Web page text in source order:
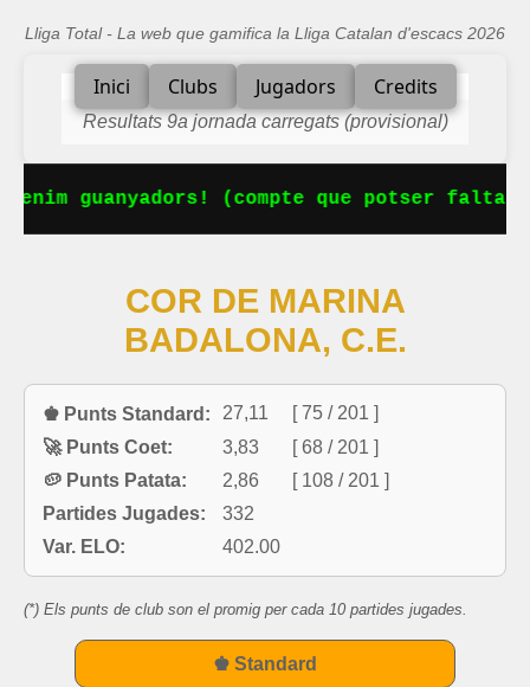
Lliga Total - La web que gamifica la Lliga Catalan d'escacs 2026
Inici Clubs Jugadors Credits
Resultats 9a jornada carregats (provisional)
guanyadors! (compte que potser falta
COR DE MARINA
BADALONA, C.E.
♚ Punts Standard: 27,11
[ 75 / 201 ]
🚀 Punts Coet:
3,83
[ 68 / 201 ]
🥔 Punts Patata:
2,86
[ 108 / 201 ]
Partides Jugades:
332
Var. ELO:
402.00
(*) Els punts de club son el promig per cada 10 partides jugades.
♚ Standard